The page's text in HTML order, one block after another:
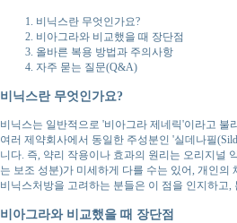
비닉스란 무엇인가요?
비아그라와 비교했을 때 장단점
올바른 복용 방법과 주의사항
자주 묻는 질문(Q&A)
비닉스란 무엇인가요?
비닉스는 일반적으로 '비아그라 제네릭'이라고 불
여러 제약회사에서 동일한 주성분인 '실데나필
니다. 즉, 약리 작용이나 효과의 원리는 오리지널
는 보조 성분)가 미세하게 다를 수는 있어, 개인의
비닉스처방을 고려하는 분들은 이 점을 인지하고
비아그라와 비교했을 때 장단점